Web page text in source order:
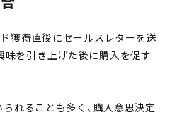
獲得直後にセールスレターを送
味を引き上げた後に購入を促す
れることも多く、購入意思決定